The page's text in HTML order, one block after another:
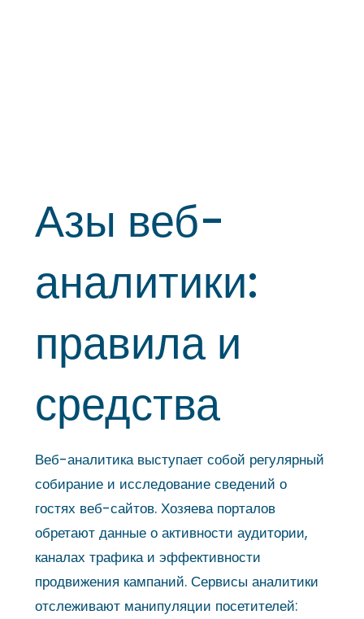
Азы веб-
аналитики:
правила и
средства
Веб-аналитика выступает собой регулярный
собирание и исследование сведений о
гостях веб-сайтов. Хозяева порталов
обретают данные о активности аудитории,
каналах трафика и эффективности
продвижения кампаний. Сервисы аналитики
отслеживают манипуляции посетителей: